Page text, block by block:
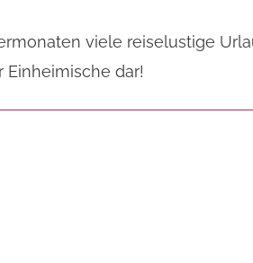
viele reiselustige
dar!